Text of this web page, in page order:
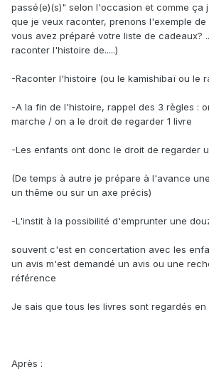
passé(e)(s)" selon l'occasion et comme ça
que je veux raconter, prenons l'exemple de
vous avez préparé votre liste de cadeaux?
raconter l'histoire de.....)
-Raconter l'histoire (ou le kamishibaï ou le
-A la fin de l'histoire, rappel des 3 règles :
marche / on a le droit de regarder 1 livre
-Les enfants ont donc le droit de regarder
(De temps à autre je prépare à l'avance
un thême ou sur un axe précis)
-L'instit à la possibilité d'emprunter une
souvent c'est en concertation avec les
un avis m'est demandé un avis ou une
référence
Je sais que tous les livres sont regardés en
Après :